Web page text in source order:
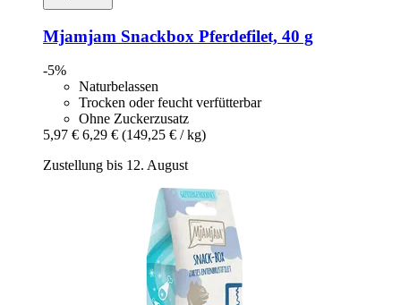
Mjamjam Snackbox Pferdefilet, 40 g
-5%
Naturbelassen
Trocken oder feucht verfütterbar
Ohne Zuckerzusatz
5,97 € 6,29 € (149,25 € / kg)
Zustellung bis 12. August